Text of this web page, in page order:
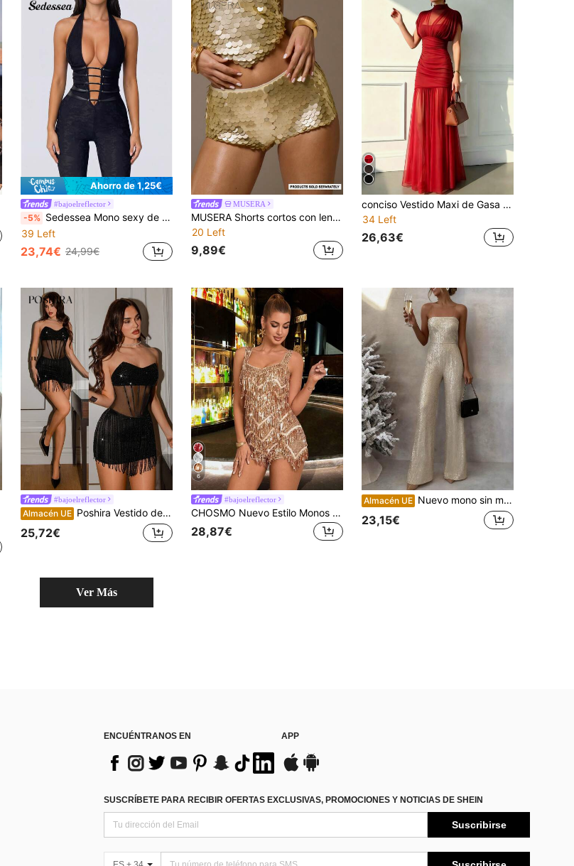
Ahorro de 1,25€
#bajoelreflector
-5% Sedessea Mono sexy de mujer con encaje, escote profundo en V y espalda descubierta, mono de pierna ancha con tiras de decoración de PU estilo Y2K, para club, calle, fiesta, cita nocturna, vacaciones, negro elegante para boda
39 Left
23,74€ 24,99€
MUSERA
MUSERA Shorts cortos con lentejuelas oversize de tiro bajo, micromini, solo Bottom del conjunto, para ocasiones elegantes, sexy, de fiesta, carnaval, vacaciones, primavera, verano y festivales
20 Left
9,89€
conciso Vestido Maxi de Gasa de Doble Capa sin Mangas para Mujer, Playa, Primavera/Verano, Boda, Fiesta Romántica, Dama de Honor, Día de San Valentín, Cumpleaños Rojo Otoño
34 Left
26,63€
#bajoelreflector
Almacén UE Poshira Vestido de cóctel sexy sin tirantes con contraste de malla y lentejuelas de unicolor para mujer
25,72€
6
#bajoelreflector
CHOSMO Nuevo Estilo Monos para Mujer Vestido de Cóctel Vestidos de Fiesta para Mujer unicolor Brillante Elegante Lentejuelas Pesadas Espalda Descubierta Flecos Vestido de Mujer Otoño
28,87€
Almacén UE Nuevo mono sin mangas y sin espalda con lentejuelas de unicolor, estilo de pierna recta de moda para boda, fiesta y otoño
23,15€
Ver Más
ENCUÉNTRANOS EN APP
SUSCRÍBETE PARA RECIBIR OFERTAS EXCLUSIVAS, PROMOCIONES Y NOTICIAS DE SHEIN
Suscribirse